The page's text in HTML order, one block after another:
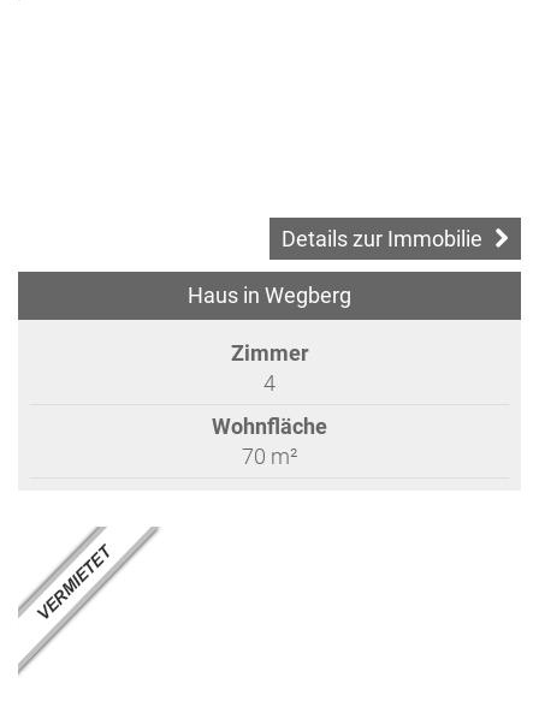
Details zur Immobilie
Haus in Wegberg
Zimmer
4
Wohnfläche
70 m²